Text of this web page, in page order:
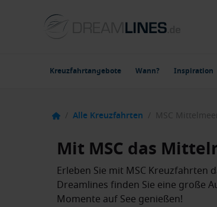
Kreuzfahrtangebote Wann? Inspiration
/ Alle Kreuzfahrten / MSC
Mit MSC das
Erleben Sie mit MSC Kreuzfahrten
Dreamlines finden Sie eine große
Momente auf See genießen!